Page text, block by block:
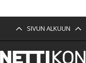
SIVUN ALKUUN